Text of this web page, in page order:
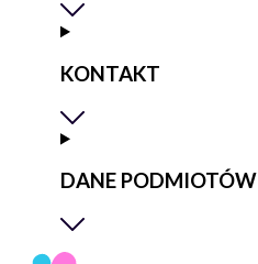
KONTAKT
DANE PODMIOTÓW